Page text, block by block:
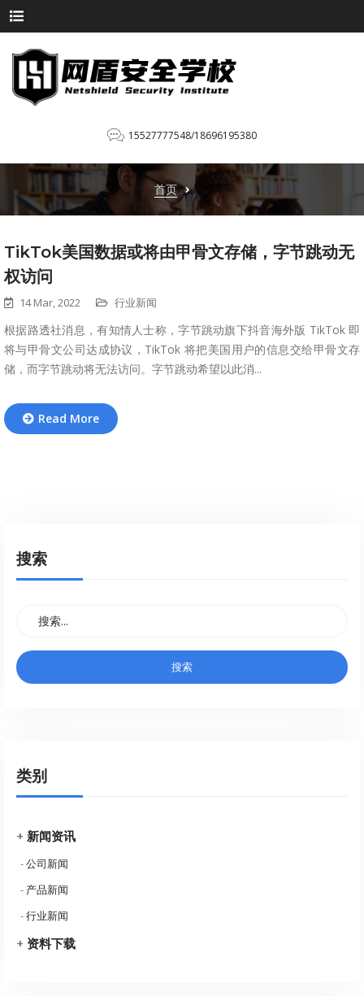
15527777548/18696195380
首页
TikTok美国数据或将由甲骨文存储，字节跳动无
权访问
14 Mar, 2022 行业新闻
根据路透社消息，有知情人士称，字节跳动旗下抖音海外版 TikTok 即
将与甲骨文公司达成协议，TikTok 将把美国用户的信息交给甲骨文存
储，而字节跳动将无法访问。字节跳动希望以此消...
Read More
搜索
类别
+ 新闻资讯
-公司新闻
- 产品新闻
-行业新闻
+ 资料下载